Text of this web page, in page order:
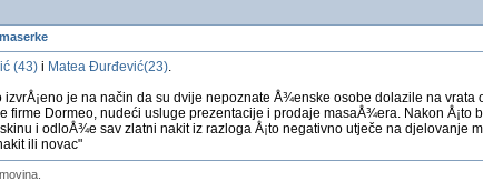
(43)i Matea Đurđević(23).
izvrÅ¡eno je na način da su dvije nepoznate Å¾enske osobe dolazile na vrata
firme Dormeo, nudeći usluge prezentacije i prodaje masaÅ¾era. Nakon Å¡to
i odloÅ¾e sav zlatni nakit iz razloga Å¡to negativno utječe na djelovanje
ili novac"